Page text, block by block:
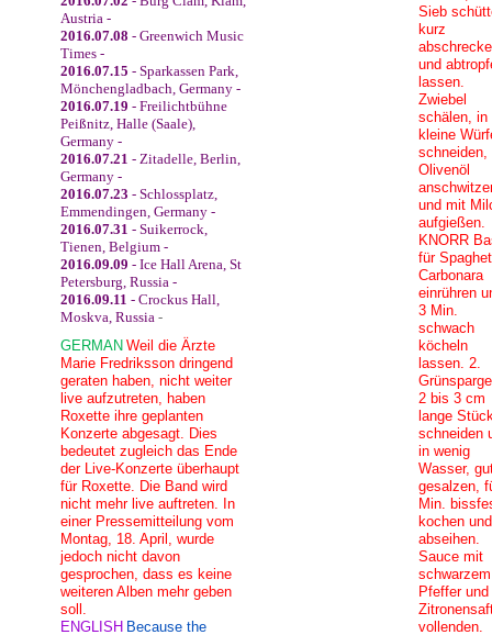
Sieb
kurz
und
lassen.
Zwiebel
schälen, in
kleine
schneiden,
Olivenöl
und mit
aufgießen.
KNORR
für
Carbonara
einrühren
3 Min.
schwach
köcheln
lassen. 2.
2 bis 3 cm
lange
schneiden
in wenig
Wasser,
gesalzen,
Min.
kochen und
abseihen.
Sauce mit
schwarzem
Pfeffer und
vollenden.
Austria -
2016.07.08 - Greenwich Music
Times -
2016.07.15 - Sparkassen Park,
Mönchengladbach, Germany -
2016.07.19 - Freilichtbühne
Peißnitz, Halle (Saale),
Germany -
2016.07.21 - Zitadelle, Berlin,
Germany -
2016.07.23 - Schlossplatz,
Emmendingen, Germany -
2016.07.31 - Suikerrock,
Tienen, Belgium -
2016.09.09 - Ice Hall Arena, St
Petersburg, Russia -
2016.09.11 - Crockus Hall,
Moskva, Russia -
GERMAN Weil die Ärzte
Marie Fredriksson dringend
geraten haben, nicht weiter
live aufzutreten, haben
Roxette ihre geplanten
Konzerte abgesagt. Dies
bedeutet zugleich das Ende
der Live-Konzerte überhaupt
für Roxette. Die Band wird
nicht mehr live auftreten. In
einer Pressemitteilung vom
Montag, 18. April, wurde
jedoch nicht davon
gesprochen, dass es keine
weiteren Alben mehr geben
soll.
ENGLISH Because the